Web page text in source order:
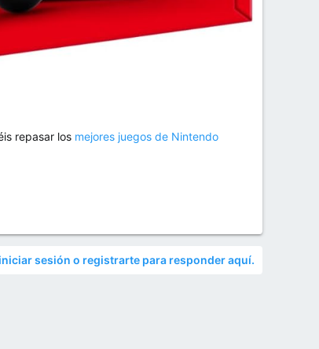
repasar los mejores juegos de Nintendo
sesión o registrarte para responder aquí.